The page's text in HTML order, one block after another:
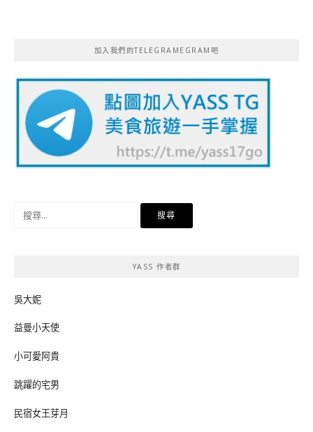
加入我們的TELEGRAMEGRAM吧
YASS 作者群
吳大妮
益曼小天使
小可愛阿貴
跳躍的宅男
民宿女王芽月